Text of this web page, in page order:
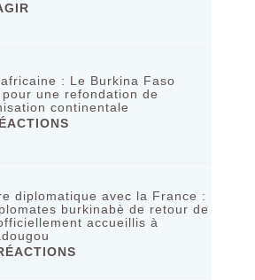
: Le Burkina Faso
une refondation de
continentale‎
diplomatique avec la France :
burkinabè de retour de
accueillis à